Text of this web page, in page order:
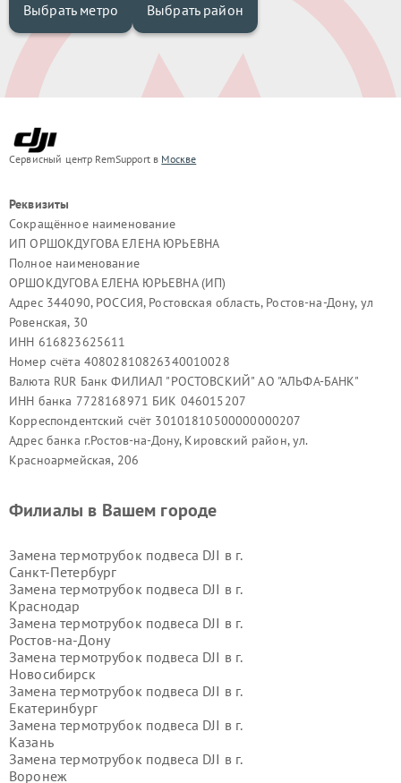
Выбрать метро Выбрать район
Сервисный центр RemSupport в Москве
Реквизиты
Сокращённое наименование
ИП ОРШОКДУГОВА ЕЛЕНА ЮРЬЕВНА
Полное наименование
ОРШОКДУГОВА ЕЛЕНА ЮРЬЕВНА (ИП)
Адрес 344090, РОССИЯ, Ростовская область, Ростов-на-Дону, ул
Ровенская, 30
ИНН 616823625611
Номер счёта 40802810826340010028
Валюта RUR Банк ФИЛИАЛ "РОСТОВСКИЙ" АО "АЛЬФА-БАНК"
ИНН банка 7728168971 БИК 046015207
Корреспондентский счёт 30101810500000000207
Адрес банка г.Ростов-на-Дону, Кировский район, ул.
Красноармейская, 206
Филиалы в Вашем городе
Замена термотрубок подвеса DJI в г.
Санкт-Петербург
Замена термотрубок подвеса DJI в г.
Краснодар
Замена термотрубок подвеса DJI в г.
Ростов-на-Дону
Замена термотрубок подвеса DJI в г.
Новосибирск
Замена термотрубок подвеса DJI в г.
Екатеринбург
Замена термотрубок подвеса DJI в г.
Казань
Замена термотрубок подвеса DJI в г.
Воронеж